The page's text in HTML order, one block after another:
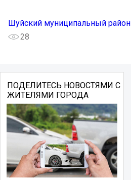
Шуйский муниципальный район
28
ПОДЕЛИТЕСЬ НОВОСТЯМИ С
ЖИТЕЛЯМИ ГОРОДА